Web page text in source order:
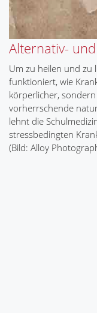
Alternativ-
Um zu heilen und zu
funktioniert, wie
körperlicher,
vorherrschende
lehnt die
stressbedingten
(Bild: Alloy